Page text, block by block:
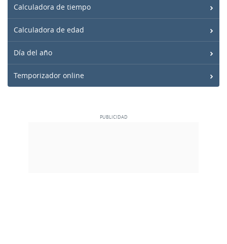
Calculadora de tiempo
Calculadora de edad
Día del año
Temporizador online